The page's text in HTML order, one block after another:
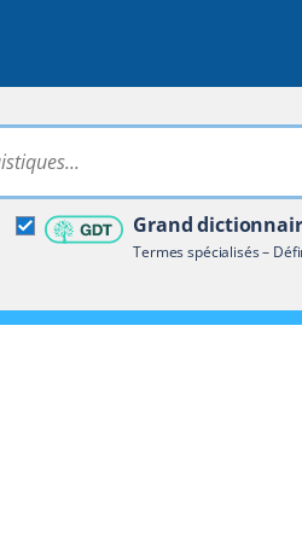
Rechercher dans tout le site
Grand
Termes spécialisés –